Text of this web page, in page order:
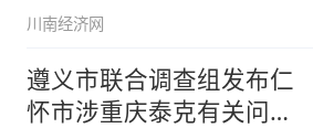
川南经济网
遵义市联合调查组发布仁
怀市涉重庆泰克有关问题